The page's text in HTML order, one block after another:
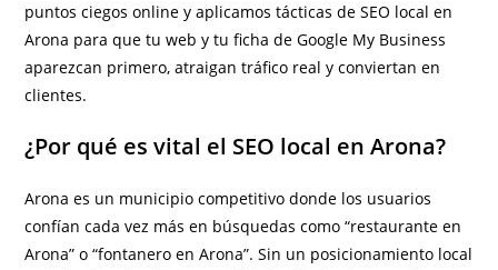
puntos ciegos online y aplicamos tácticas de SEO local en
Arona para que tu web y tu ficha de Google My Business
aparezcan primero, atraigan tráfico real y conviertan en
clientes.
¿Por qué es vital el SEO local en Arona?
Arona es un municipio competitivo donde los usuarios
confían cada vez más en búsquedas como “restaurante en
Arona” o “fontanero en Arona”. Sin un posicionamiento local